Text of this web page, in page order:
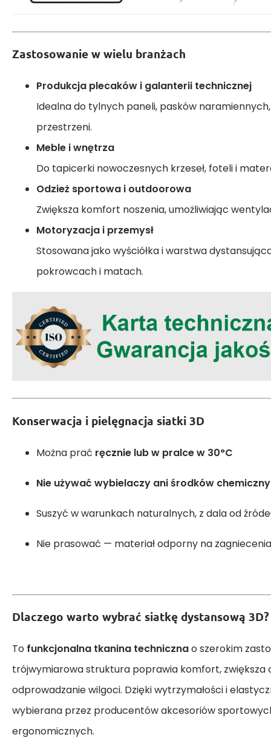
Zastosowanie w wielu branżach
Produkcja plecaków i galanterii technicznej
Idealna do tylnych paneli, pasków
przestrzeni.
Meble i wnętrza
Do tapicerki nowoczesnych krzeseł, foteli i
Odzież sportowa i outdoorowa
Zwiększa komfort noszenia, umożliwiając
Motoryzacja i przemysł
Stosowana jako wyściółka i warstwa
pokrowcach i matach.
Konserwacja i pielęgnacja siatki 3D
Można prać ręcznie lub w pralce w 30°C
Nie używać wybielaczy ani środków
Suszyć w warunkach naturalnych, z dala od
Nie prasować — materiał odporny na zagniecenia
Dlaczego warto wybrać siatkę dystansową 3D?
To funkcjonalna tkanina technicznao szerokim
trójwymiarowa struktura poprawia komfort, zwiększa
odprowadzanie wilgoci. Dzięki wytrzymałości i
wybierana przez producentów akcesoriów
ergonomicznych.